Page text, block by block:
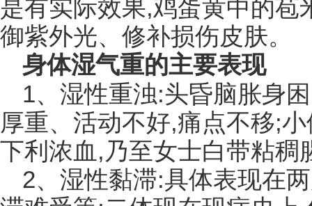
是有实际效果,鸡蛋黄中的
御紫外光、修补损伤皮肤。
身体湿气重的主要表现
1、湿性重浊:头昏脑胀身
厚重、活动不好,痛点不移;
下利浓血,乃至女士白带粘稠
2、湿性黏滞:具体表现在